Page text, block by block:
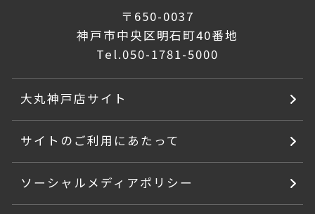
〒650-0037
神戸市中央区明石町40番地
Tel.050-1781-5000
大丸神戸店サイト
サイトのご利用にあたって
ソーシャルメディアポリシー